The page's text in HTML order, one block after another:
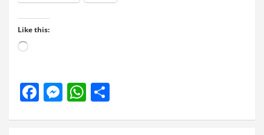
Like this:
Loading…
F
M W